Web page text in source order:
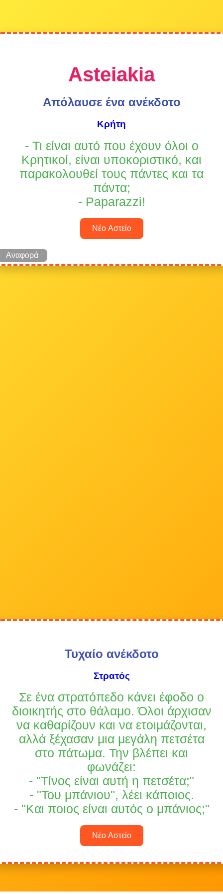
Asteiakia
Απόλαυσε ένα ανέκδοτο
Κρήτη
- Τι είναι αυτό που έχουν όλοι ο
Κρητικοί, είναι υποκοριστικό, και
παρακολουθεί τους πάντες και τα
πάντα;
- Paparazzi!
Νέο Αστείο
Αναφορά
Τυχαίο ανέκδοτο
Στρατός
Σε ένα στρατόπεδο κάνει έφοδο ο
διοικητής στο θάλαμο. Όλοι άρχισαν
να καθαρίζουν και να ετοιμάζονται,
αλλά ξέχασαν μια μεγάλη πετσέτα
στο πάτωμα. Την βλέπει και
φωνάζει:
- "Τίνος είναι αυτή η πετσέτα;"
- "Του μπάνιου", λέει κάποιος.
- "Και ποιος είναι αυτός ο μπάνιος;"
Νέο Αστείο